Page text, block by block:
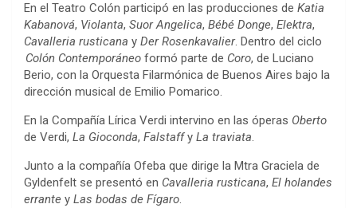
En el Teatro Colón participó en las producciones de Katia
Kabanová, Violanta, Suor Angelica, Bébé Donge, Elektra,
Cavalleria rusticana y Der Rosenkavalier. Dentro del ciclo
Colón Contemporáneo formó parte de Coro, de Luciano
Berio, con la Orquesta Filarmónica de Buenos Aires bajo la
dirección musical de Emilio Pomarico.
En la Compañía Lírica Verdi intervino en las óperas Oberto
de Verdi, La Gioconda, Falstaffy La traviata.
Junto a la compañía Ofeba que dirige la Mtra Graciela de
Gyldenfelt se presentó en Cavalleria rusticana, El holandes
errante y Las bodas de Fígaro.